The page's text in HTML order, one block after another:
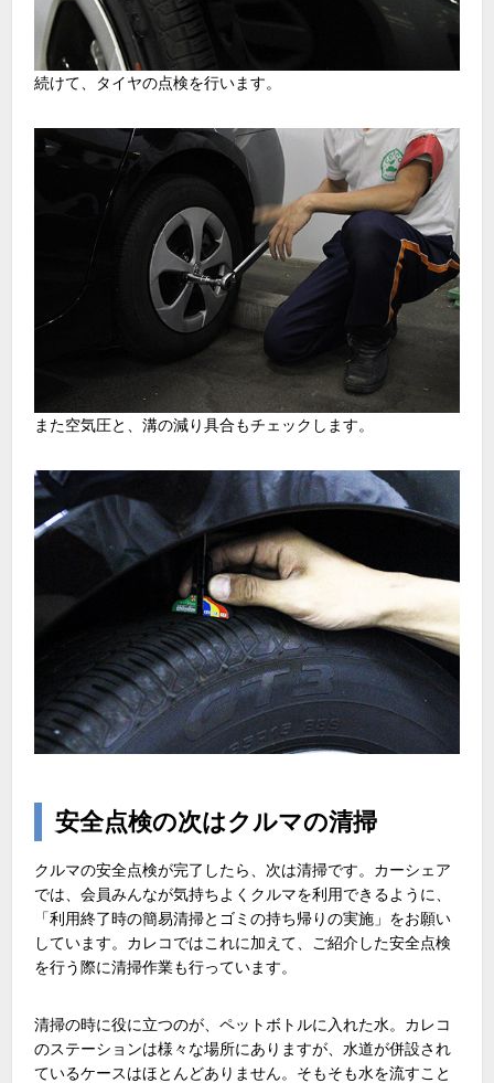
続けて、タイヤの点検を行います。
また空気圧と、溝の減り具合もチェックします。
安全点検の次はクルマの清掃
クルマの安全点検が完了したら、次は清掃です。カーシェア
では、会員みんなが気持ちよくクルマを利用できるように、
「利用終了時の簡易清掃とゴミの持ち帰りの実施」をお願い
しています。カレコではこれに加えて、ご紹介した安全点検
を行う際に清掃作業も行っています。
清掃の時に役に立つのが、ペットボトルに入れた水。カレコ
のステーションは様々な場所にありますが、水道が併設され
ているケースはほとんどありません。そもそも水を流すこと